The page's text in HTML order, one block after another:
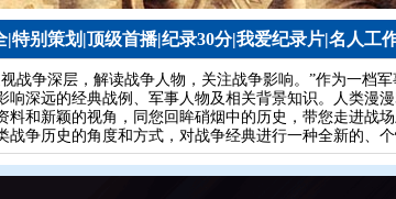
|特别策划 |顶级首播|纪录30分|我爱纪录片|名人工
战争深层，解读战争人物，关注战争影响。”作为一档
响深远的经典战例、军事人物及相关背景知识。人类漫
料和新颖的视角，同您回眸硝烟中的历史，带您走进战
战争历史的角度和方式，对战争经典进行一种全新的、个